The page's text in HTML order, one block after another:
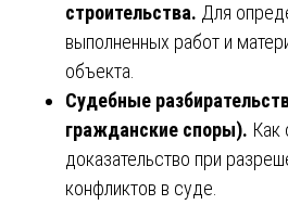
строительства. Для
выполненных работ и
объекта.
Судебные
гражданские споры). Как
доказательство при
конфликтов в суде.